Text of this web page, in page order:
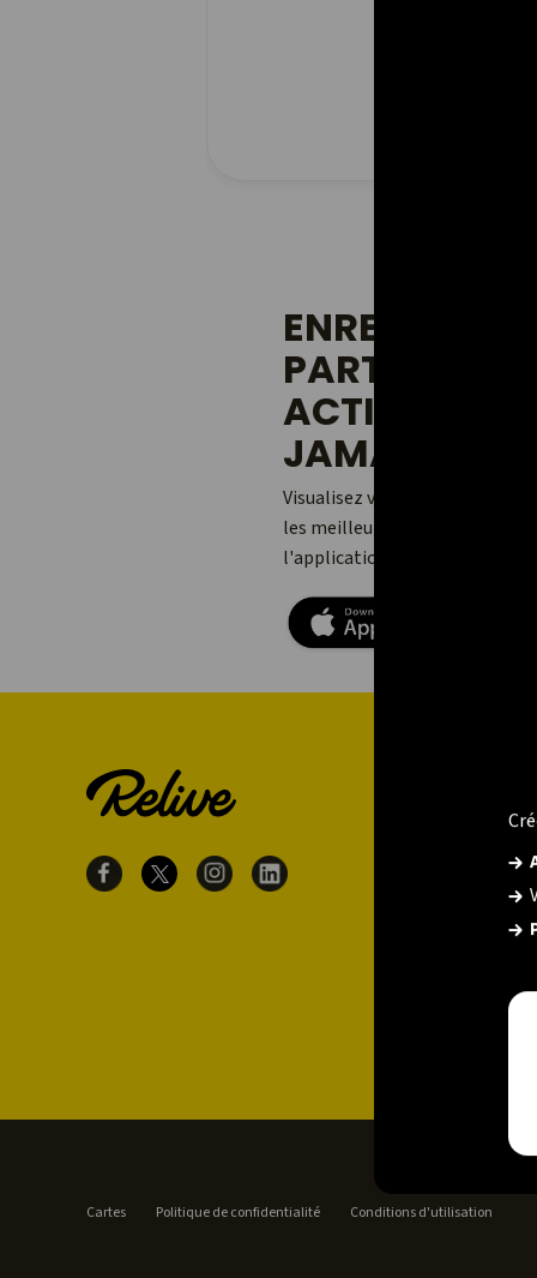
PARTAGEZ
ACTIVITÉS
JAMAIS.
Visualisez vos aventures,
les meilleures avec vos amis
l'application Relive pour
Cartes Politique de confidentialité Conditions d'utilisation